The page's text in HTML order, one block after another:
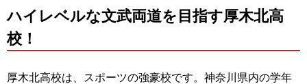
ハイレベルな文武両道を目指す厚木北高
校！
厚木北高校は、スポーツの強豪校です。神奈川県内の学年